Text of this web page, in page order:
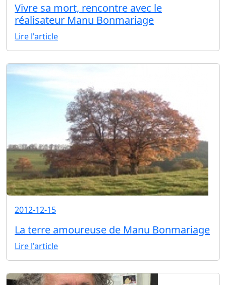
Vivre sa mort, rencontre avec le
réalisateur Manu Bonmariage
Lire l'article
2012-12-15
La terre amoureuse de Manu Bonmariage
Lire l'article